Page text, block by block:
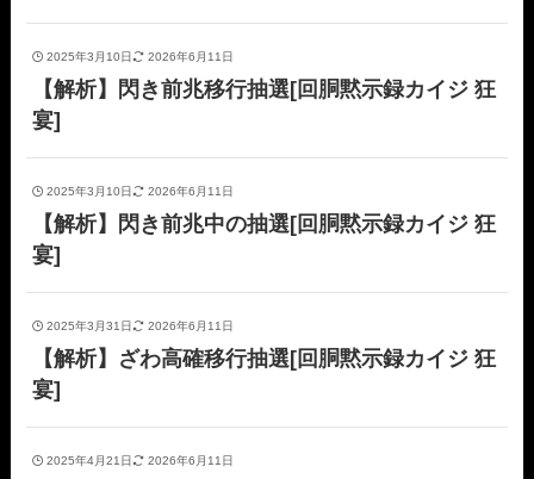
2025年3月10日 2026年6月11日
【解析】閃き前兆移行抽選[回胴黙示録カイジ 狂
宴]
2025年3月10日 2026年6月11日
【解析】閃き前兆中の抽選[回胴黙示録カイジ 狂
宴]
2025年3月31日 2026年6月11日
【解析】ざわ高確移行抽選[回胴黙示録カイジ 狂
宴]
2025年4月21日 2026年6月11日